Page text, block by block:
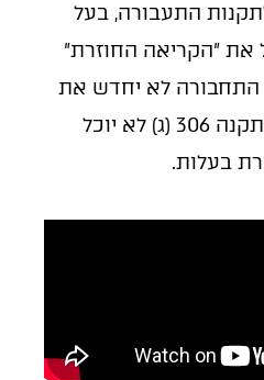
306 (א) לתקנות התעבורה, בעל
את "הקריאה החוזרת"
התחבורה לא יחדש את
רישיון הרכב וכן עפ"י תקנה 306 (ג) לא יוכל
בעלות.